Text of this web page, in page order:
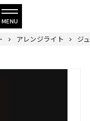
アレンジライト ジ